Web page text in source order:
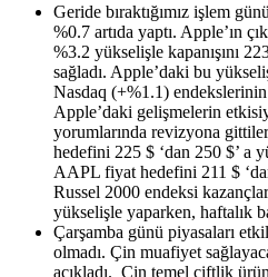
Geride bıraktığımız işlem
%0.7 artıda yaptı. Apple’ın
%3.2 yükselişle kapanışını
sağladı. Apple’daki bu
Nasdaq (+%1.1)
Apple’daki gelişmelerin
yorumlarında revizyona
hedefini 225 $ ‘dan 250 $’ a
AAPL fiyat hedefini 211 $
Russel 2000 endeksi
yükselişle yaparken, haftalık
Çarşamba günü piyasaları
olmadı. Çin muafiyet
açıkladı. Çin temel çiftlik